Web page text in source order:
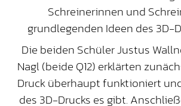
Schreinerinnen und
grundlegenden Ideen des 3D-
Die beiden Schüler Justus
Nagl (beide Q12) erklärten
Druck überhaupt funktioniert
des 3D-Drucks es gibt.